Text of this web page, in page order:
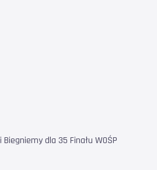
dla 35 Finału WOŚP